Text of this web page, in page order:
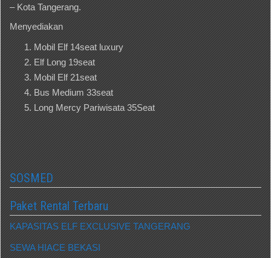
– Kota Tangerang.
Menyediakan
Mobil Elf 14seat luxury
Elf Long 19seat
Mobil Elf 21seat
Bus Medium 33seat
Long Mercy Pariwisata 35Seat
SOSMED
Paket Rental Terbaru
KAPASITAS ELF EXCLUSIVE TANGERANG
SEWA HIACE BEKASI